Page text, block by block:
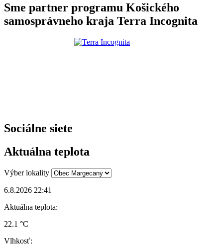
Sme partner programu Košického
samosprávneho kraja Terra Incognita
Sociálne siete
Aktuálna teplota
Výber lokality
6.8.2026 22:41
Aktuálna teplota:
22.1 °C
Vlhkosť: